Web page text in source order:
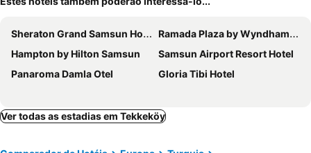
Sheraton Grand Samsun Hotel
Ramada Plaza by Wyndham Samsun
Hampton by Hilton Samsun
Samsun Airport Resort Hotel
Panaroma Damla Otel
Gloria Tibi Hotel
Ver todas as estadias em Tekkeköy